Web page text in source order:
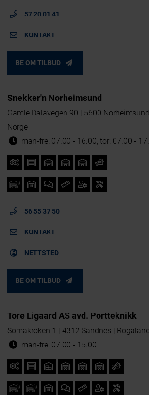
57 20 01 41
KONTAKT
BE OM TILBUD
Snekker'n Norheimsund
Gamle Dalavegen 90 | 5600
Norge
man-fre: 07.00 - 16.00, tor: 07.00 -
56 55 37 50
KONTAKT
NETTSTED
BE OM TILBUD
Tore Ligaard AS avd. Portteknikk
Somakroken 1 | 4312 Sandnes |
man-fre: 07.00 - 15.00